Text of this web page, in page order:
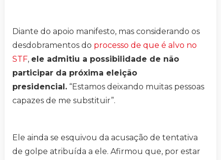
Diante do apoio manifesto, mas considerando os
desdobramentos do processo de que é alvo no
STF, ele admitiu a possibilidade de não
participar da próxima eleição
presidencial. “Estamos deixando muitas pessoas
capazes de me substituir”.
Ele ainda se esquivou da acusação de tentativa
de golpe atribuída a ele. Afirmou que, por estar